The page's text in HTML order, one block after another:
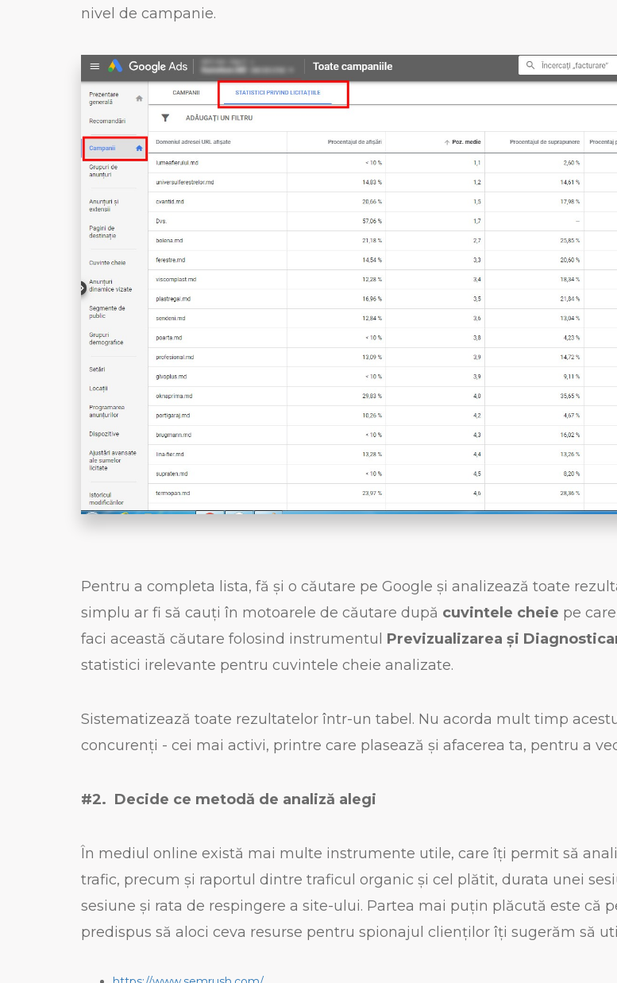
nivel de campanie.
Pentru a completa lista, fă și o căutare pe Google și analizează toate
simplu ar fi să cauți în motoarele de căutare după cuvintele cheie pe
faci această căutare folosind instrumentul Previzualizarea și
statistici irelevante pentru cuvintele cheie analizate.
Sistematizează toate rezultatelor într-un tabel. Nu acorda mult timp
concurenți - cei mai activi, printre care plasează și afacerea ta, pentru a
#2. Decide ce metodă de analiză alegi
În mediul online există mai multe instrumente utile, care îți permit să
trafic, precum și raportul dintre traficul organic și cel plătit, durata unei
sesiune și rata de respingere a site-ului. Partea mai puțin plăcută este că
predispus să aloci ceva resurse pentru spionajul clienților îți sugerăm să